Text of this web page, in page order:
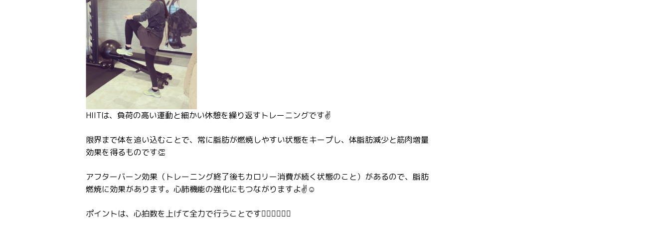
HIITは、負荷の高い運動と細かい休憩を繰り返すトレーニングです✌️
限界まで体を追い込むことで、常に脂肪が燃焼しやすい状態をキープし、体脂肪減少と筋肉増量
効果を得るものです👏
アフターバーン効果（トレーニング終了後もカロリー消費が続く状態のこと）があるので、脂肪
燃焼に効果があります。心肺機能の強化にもつながりますよ✌️☺️
ポイントは、心拍数を上げて全力で行うことです❤️‍🔥❤️‍🔥❤️‍🔥